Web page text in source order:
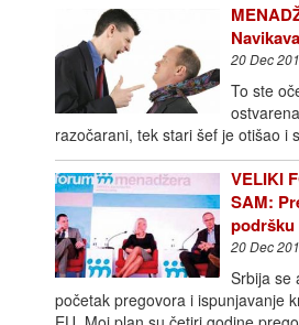
20 Dec
To ste
razočarani, tek stari šef je otišao i
VELIKI
SAM:
podršku
20 Dec
Srbija se
početak pregovora i ispunjavanje